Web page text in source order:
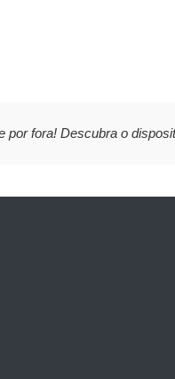
por fora! Descubra o